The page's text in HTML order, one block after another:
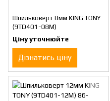
Шпильковерт 8мм KING TONY
(9TD401-08M)
Ціну уточнюйте
Дізнатись ціну